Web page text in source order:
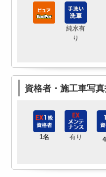
純水有
り
資格者・施工車写
1名 有り